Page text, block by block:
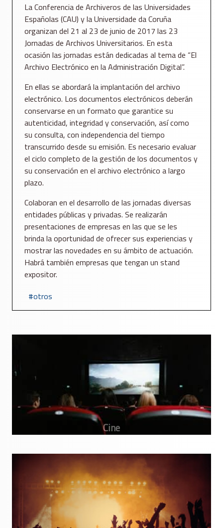
La Conferencia de Archiveros de las Universidades
Españolas (CAU) y la Universidade da Coruña
organizan del 21 al 23 de junio de 2017 las 23
Jornadas de Archivos Universitarios. En esta
ocasión las jornadas están dedicadas al tema de “El
Archivo Electrónico en la Administración Digital”.
En ellas se abordará la implantación del archivo
electrónico. Los documentos electrónicos deberán
conservarse en un formato que garantice su
autenticidad, integridad y conservación, así como
su consulta, con independencia del tiempo
transcurrido desde su emisión. Es necesario evaluar
el ciclo completo de la gestión de los documentos y
su conservación en el archivo electrónico a largo
plazo.
Colaboran en el desarrollo de las jornadas diversas
entidades públicas y privadas. Se realizarán
presentaciones de empresas en las que se les
brinda la oportunidad de ofrecer sus experiencias y
mostrar las novedades en su ámbito de actuación.
Habrá también empresas que tengan un stand
expositor.
otros